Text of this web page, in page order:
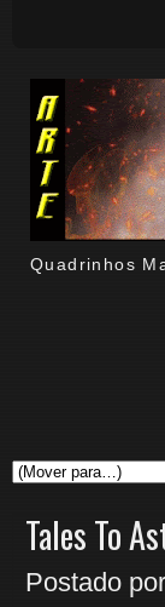
Quadrinhos
Tales To
Postado por